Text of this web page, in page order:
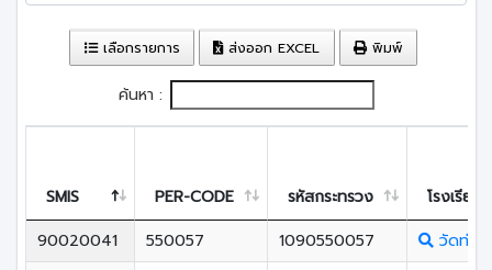
เลือกรายการ ส่งออก EXCEL พิมพ์
ค้นหา :
SMIS PER-CODE รหัสกระทรวง
โรงเรียน
90020041
550057 1090550057
วัดท่าแซ